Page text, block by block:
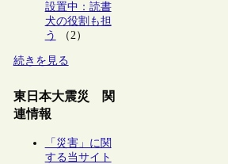
設置中：読書
犬の役割も担
う
（2）
続きを見る
東日本大震災 関
連情報
「災害」に関
する当サイト